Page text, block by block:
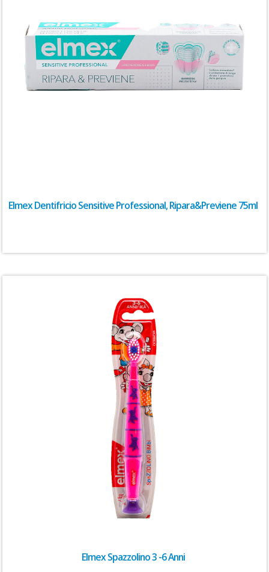
Elmex Dentifricio Sensitive Professional, Ripara&Previene 75ml
Elmex Spazzolino 3 -6 Anni